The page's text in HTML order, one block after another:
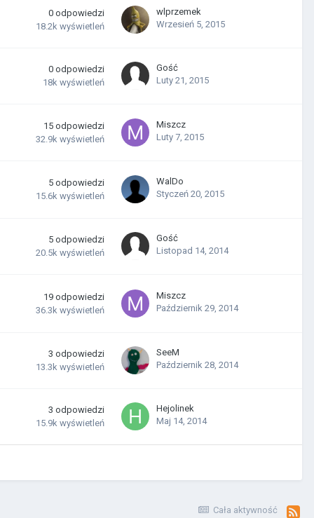
0 odpowiedzi
18.2k wyświetleń
wlprzemek
Wrzesień 5, 2015
0 odpowiedzi
18k wyświetleń
Gość
Luty 21, 2015
15 odpowiedzi
32.9k wyświetleń
Miszcz
Luty 7, 2015
5 odpowiedzi
15.6k wyświetleń
WalDo
Styczeń 20, 2015
5 odpowiedzi
20.5k wyświetleń
Gość
Listopad 14, 2014
19 odpowiedzi
36.3k wyświetleń
Miszcz
Październik 29, 2014
3 odpowiedzi
13.3k wyświetleń
SeeM
Październik 28, 2014
3 odpowiedzi
15.9k wyświetleń
Hejolinek
Maj 14, 2014
Cała aktywność